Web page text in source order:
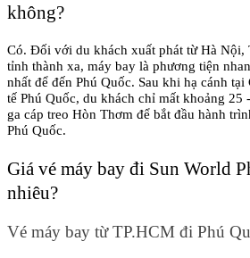
không?
Có. Đối với du khách xuất phát từ Hà Nội,
tỉnh thành xa, máy bay là phương tiện
nhất để đến Phú Quốc. Sau khi hạ cánh
tế Phú Quốc, du khách chỉ mất khoảng 25
ga cáp treo Hòn Thơm để bắt đầu hành
Phú Quốc.
Giá vé máy bay đi Sun World
nhiêu?
Vé máy bay từ TP.HCM đi Phú